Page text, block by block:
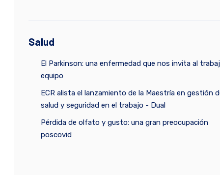
Salud
El Parkinson: una enfermedad que nos invita al
equipo
ECR alista el lanzamiento de la Maestría en gestión
salud y seguridad en el trabajo - Dual
Pérdida de olfato y gusto: una gran preocupación
poscovid